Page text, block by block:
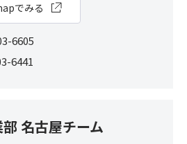
でみる
6605
6441
名古屋チーム